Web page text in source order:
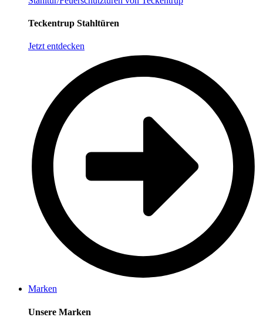
Teckentrup Stahltüren
Jetzt entdecken
Marken
Unsere Marken